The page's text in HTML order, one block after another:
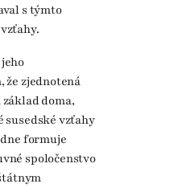
s týmto
že zjednotená
základ doma,
susedské vzťahy
formuje
spoločenstvo